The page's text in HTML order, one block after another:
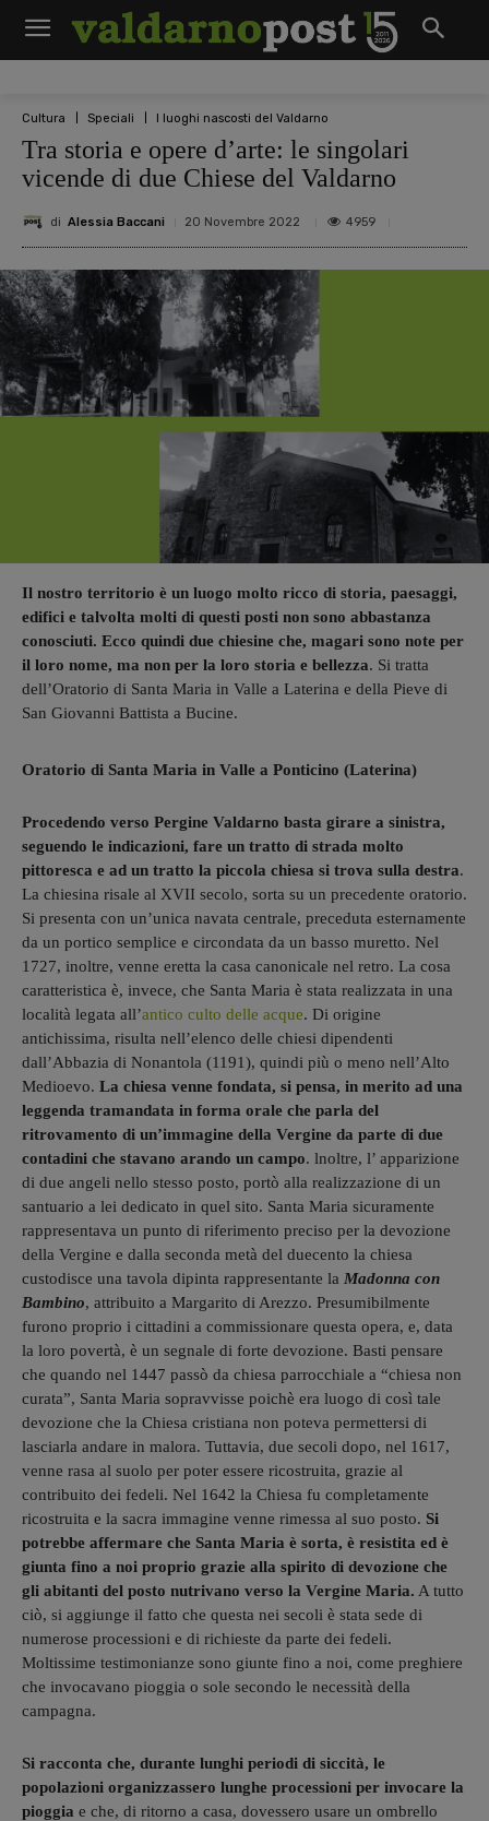
Cultura Speciali I luoghi nascosti del Valdarno
Tra storia e opere d’arte: le singolari
vicende di due Chiese del Valdarno
di Alessia Baccani 20 Novembre 2022 4959
Il nostro territorio è un luogo molto ricco di storia, paesaggi,
edifici e talvolta molti di questi posti non sono abbastanza
conosciuti. Ecco quindi due chiesine che, magari sono note per
il loro nome, ma non per la loro storia e bellezza. Si tratta
dell’Oratorio di Santa Maria in Valle a Laterina e della Pieve di
San Giovanni Battista a Bucine.
Oratorio di Santa Maria in Valle a Ponticino (Laterina)
Procedendo verso Pergine Valdarno basta girare a sinistra,
seguendo le indicazioni, fare un tratto di strada molto
pittoresca e ad un tratto la piccola chiesa si trova sulla destra.
La chiesina risale al XVII secolo, sorta su un precedente oratorio.
Si presenta con un’unica navata centrale, preceduta esternamente
da un portico semplice e circondata da un basso muretto. Nel
1727, inoltre, venne eretta la casa canonicale nel retro. La cosa
caratteristica è, invece, che Santa Maria è stata realizzata in una
località legata all’antico culto delle acque. Di origine
antichissima, risulta nell’elenco delle chiesi dipendenti
dall’Abbazia di Nonantola (1191), quindi più o meno nell’Alto
Medioevo. La chiesa venne fondata, si pensa, in merito ad una
leggenda tramandata in forma orale che parla del
ritrovamento di un’immagine della Vergine da parte di due
contadini che stavano arando un campo. lnoltre, l’ apparizione
di due angeli nello stesso posto, portò alla realizzazione di un
santuario a lei dedicato in quel sito. Santa Maria sicuramente
rappresentava un punto di riferimento preciso per la devozione
della Vergine e dalla seconda metà del duecento la chiesa
custodisce una tavola dipinta rappresentante la Madonna con
Bambino, attribuito a Margarito di Arezzo. Presumibilmente
furono proprio i cittadini a commissionare questa opera, e, data
la loro povertà, è un segnale di forte devozione. Basti pensare
che quando nel 1447 passò da chiesa parrocchiale a “chiesa non
curata”, Santa Maria sopravvisse poichè era luogo di così tale
devozione che la Chiesa cristiana non poteva permettersi di
lasciarla andare in malora. Tuttavia, due secoli dopo, nel 1617,
venne rasa al suolo per poter essere ricostruita, grazie al
contribuito dei fedeli. Nel 1642 la Chiesa fu completamente
ricostruita e la sacra immagine venne rimessa al suo posto. Si
potrebbe affermare che Santa Maria è sorta, è resistita ed è
giunta fino a noi proprio grazie alla spirito di devozione che
gli abitanti del posto nutrivano verso la Vergine Maria. A tutto
ciò, si aggiunge il fatto che questa nei secoli è stata sede di
numerose processioni e di richieste da parte dei fedeli.
Moltissime testimonianze sono giunte fino a noi, come preghiere
che invocavano pioggia o sole secondo le necessità della
campagna.
Si racconta che, durante lunghi periodi di siccità, le
popolazioni organizzassero lunghe processioni per invocare la
pioggia e che, di ritorno a casa, dovessero usare un ombrello